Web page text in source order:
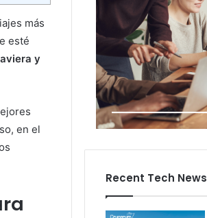
más
esté
y
en el
Recent Tech News